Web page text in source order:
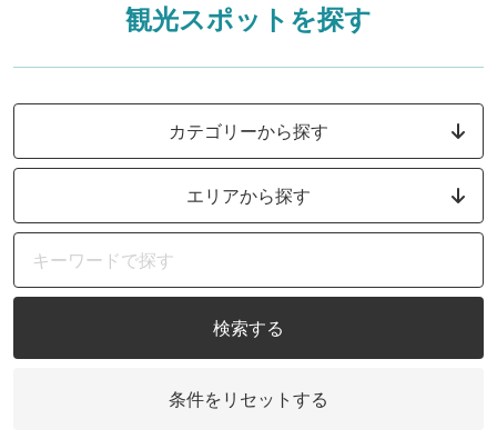
観光スポットを探す
カテゴリーから探す
エリアから探す
検索する
条件をリセットする